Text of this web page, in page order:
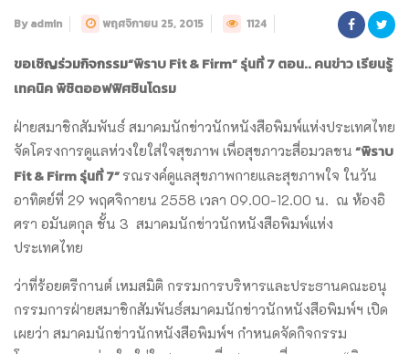
By admin พฤศจิกายน 25, 2015 1124
ขอเชิญร่วมกิจกรรม“พิราบFit & Firm” รุ่นที่ 7 ตอน.. คนข่าว เรียนรู้
เทคนิค พิชิตออฟฟิศซินโดรม
ฝ่ายสมาชิกสัมพันธ์ สมาคมนักข่าวนักหนังสือพิมพ์แห่งประเทศไทย
จัดโครงการดูแลห่วงใยใส่ใจสุขภาพ เพื่อสุขภาวะสื่อมวลชน “พิราบ
Fit & Firm รุ่นที่ 7”รณรงค์ดูแลสุขภาพกายและสุขภาพใจ ในวัน
อาทิตย์ที่ 29 พฤศจิกายน 2558 เวลา 09.00-12.00 น. ณ ห้องอิ
ศรา อมันตกุล ชั้น 3 สมาคมนักข่าวนักหนังสือพิมพ์แห่ง
ประเทศไทย
ว่าที่ร้อยตรีกานต์ เหมสมิติ กรรมการบริหารและประธานคณะอนุ
กรรมการฝ่ายสมาชิกสัมพันธ์สมาคมนักข่าวนักหนังสือพิมพ์ฯ เปิด
เผยว่า สมาคมนักข่าวนักหนังสือพิมพ์ฯ กำหนดจัดกิจกรรม